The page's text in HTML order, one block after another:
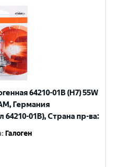
64210-01B (H7) 55W
Германия
64210-01В), Страна пр-ва:
: Галоген